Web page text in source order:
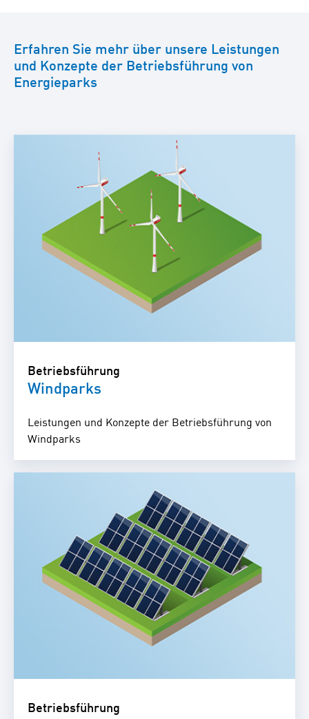
Erfahren Sie mehr über unsere Leistungen
und Konzepte der Betriebsführung von
Energieparks
Betriebsführung
Windparks
Leistungen und Konzepte der Betriebsführung von
Windparks
Betriebsführung